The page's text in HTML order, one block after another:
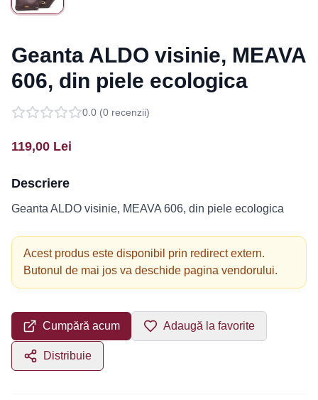
Geanta ALDO visinie, MEAVA
606, din piele ecologica
0.0 (0 recenzii)
119,00 Lei
Descriere
Geanta ALDO visinie, MEAVA 606, din piele ecologica
Acest produs este disponibil prin redirect extern.
Butonul de mai jos va deschide pagina vendorului.
Cumpără acum Adaugă la favorite
Distribuie